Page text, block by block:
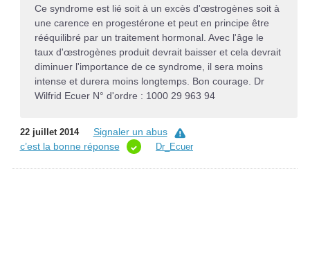
Ce syndrome est lié soit à un excès d'œstrogènes soit à
une carence en progestérone et peut en principe être
rééquilibré par un traitement hormonal. Avec l'âge le
taux d'œstrogènes produit devrait baisser et cela devrait
diminuer l'importance de ce syndrome, il sera moins
intense et durera moins longtemps. Bon courage. Dr
Wilfrid Ecuer N° d'ordre : 1000 29 963 94
22 juillet 2014
Signaler un abus
c’est la bonne réponse
Dr_Ecuer